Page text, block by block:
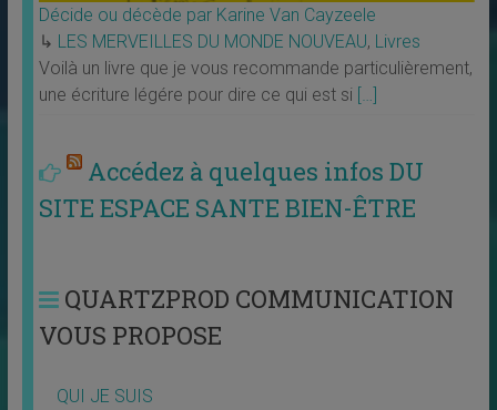
Décide ou décède par Karine Van Cayzeele
↳ LES MERVEILLES DU MONDE NOUVEAU, Livres
Voilà un livre que je vous recommande particulièrement,
une écriture légére pour dire ce qui est si […]
Accédez à quelques infos DU
SITE ESPACE SANTE BIEN-ÊTRE
QUARTZPROD COMMUNICATION
VOUS PROPOSE
QUI JE SUIS